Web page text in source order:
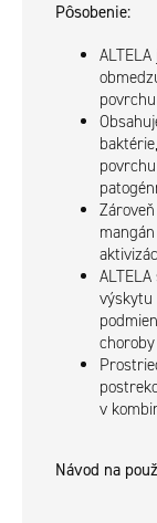
Pôsobenie:
výskytu
choroby
v
Návod na